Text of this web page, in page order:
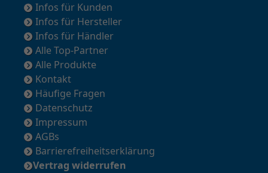
Infos für Kunden
Infos für Hersteller
Infos für Händler
Alle Top-Partner
Alle Produkte
Kontakt
Häufige Fragen
Datenschutz
Impressum
AGBs
Barrierefreiheitserklärung
Vertrag widerrufen